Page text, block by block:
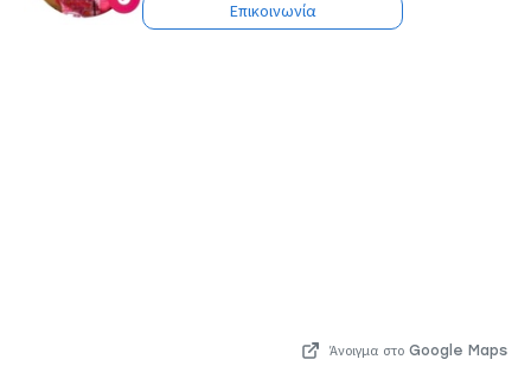
Επικοινωνία
Άνοιγμα στο Google Maps